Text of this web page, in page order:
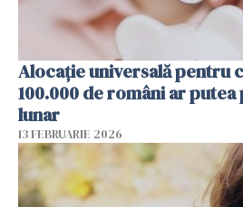
Alocație universală pentru
100.000 de români ar
lunar
13 FEBRUARIE 2026